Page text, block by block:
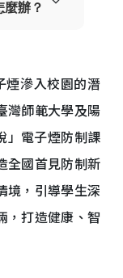
辦？
煙滲入校園的潛
灣師範大學及陽
」電子煙防制課
全國首見防制新
境，引導學生深
，打造健康、智